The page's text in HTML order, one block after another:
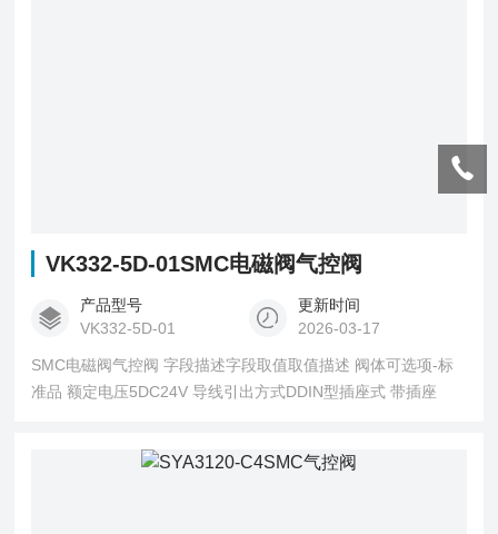
VK332-5D-01SMC电磁阀气控阀
产品型号
VK332-5D-01
更新时间
2026-03-17
SMC电磁阀气控阀 字段描述字段取值取值描述 阀体可选项-标
准品 额定电压5DC24V 导线引出方式DDIN型插座式 带插座